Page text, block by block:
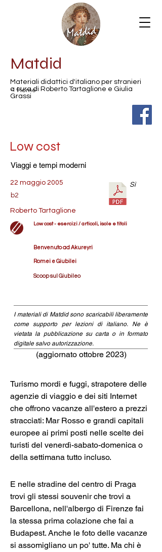
Matdid
Materiali didattici d'italiano per stranieri
a cura di Roberto Tartaglione e Giulia
Grassi
< Home
Low cost
Viaggi e tempi moderni
22 maggio 2005
b2
Roberto Tartaglione
Sì
Low cost - esercizi / articoli, isole e titoli
Benvenuto ad Akureyri
Romei e Giubilei
Scoop sul Giubileo
I materiali di Matdid sono scaricabili liberamente
come supporto per lezioni di italiano. Ne è
vietata la pubblicazione su carta o in formato
digitale salvo autorizzazione.
(aggiornato ottobre 2023)
Turismo mordi e fuggi, strapotere delle
agenzie di viaggio e dei siti Internet
che offrono vacanze all'estero a prezzi
stracciati: Mar Rosso e grandi capitali
europee ai primi posti nelle scelte dei
turisti del venerdì-sabato-domenica o
E nelle stradine del centro di Praga
trovi gli stessi souvenir che trovi a
Barcellona, nell'albergo di Firenze fai
la stessa prima colazione che fai a
Budapest. Anche le foto delle vacanze
si assomigliano un po' tutte. Ma chi è